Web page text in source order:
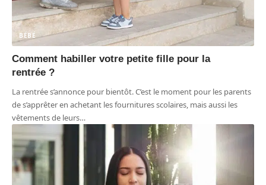
BÉBÉ
Comment habiller votre petite fille pour la
rentrée ?
La rentrée s’annonce pour bientôt. C’est le moment pour les parents
de s’apprêter en achetant les fournitures scolaires, mais aussi les
vêtements de leurs…